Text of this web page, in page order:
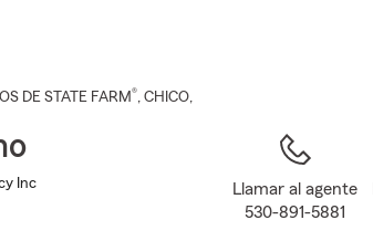
DE STATE FARM®, CHICO,
Inc
Llamar al agente
530-891-5881